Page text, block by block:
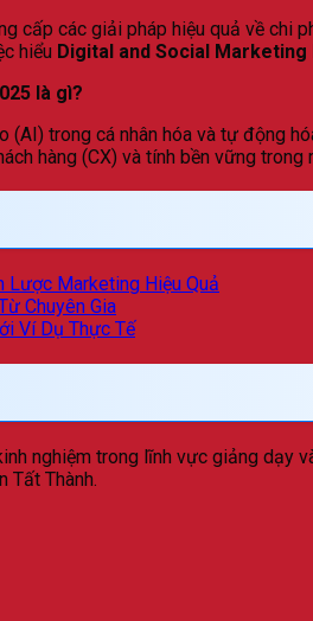
cấp các giải pháp hiệu quả về chi
hiểu Digital and Social Marketing
là gì?
(AI) trong cá nhân hóa và tự động
hàng (CX) và tính bền vững trong
Lược Marketing Hiệu Quả
Chuyên Gia
Ví Dụ Thực Tế
nghiệm trong lĩnh vực giảng dạy
Tất Thành.